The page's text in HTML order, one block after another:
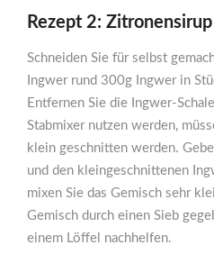
Rezept 2:
Schneiden Sie für selbst
Ingwer rund 300g Ingwer in
Entfernen Sie die Ingwer-
Stabmixer nutzen werden,
klein geschnitten werden.
und den kleingeschnittenen
mixen Sie das Gemisch sehr
Gemisch durch einen Sieb
einem Löffel nachhelfen.